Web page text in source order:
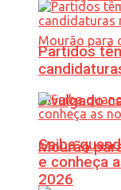
Divulgado
Mourão
Partidos
Saiba
e conheça
2026